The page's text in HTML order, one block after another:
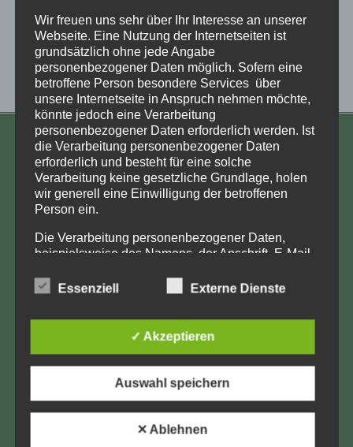
KONTAKT
Aufarbeitung und Erforschung
Kinderverschickung e.V.
Kiehlufer 43
info@Verschickungsheime.de
Impressum
Wir freuen uns sehr über Ihr Interesse an unserer
Webseite. Eine Nutzung der Internetseiten ist
grundsätzlich ohne jede Angabe
personenbezogener Daten möglich. Sofern eine
betroffene Person besondere Services über
unsere Internetseite in Anspruch nehmen möchte,
könnte jedoch eine Verarbeitung
personenbezogener Daten erforderlich werden. Ist
die Verarbeitung personenbezogener Daten
erforderlich und besteht für eine solche
Verarbeitung keine gesetzliche Grundlage, holen
wir generell eine Einwilligung der betroffenen
Person ein.
Die Verarbeitung personenbezogener Daten,
beispielsweise des Namens, der Anschrift, E-Mail-
Person, erfolgt stets im Einklang mit der
Übereinstimmung mit den für uns geltenden
landesspezifischen Datenschutzbestimmungen.
Mittels dieser Datenschutzerklärung möchte unser
Unternehmen die Öffentlichkeit über Art, Umfang
und Zweck der von uns erhobenen, genutzten und
informieren. Ferner werden betroffene Personen
mittels dieser Datenschutzerklärung über die ihnen
Essenziell Externe Dienste
✓ Akzeptieren
Auswahl speichern
✕ Ablehnen